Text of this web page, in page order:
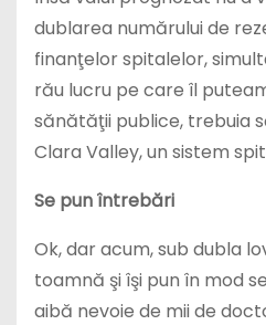
dublarea numărului de
finanţelor spitalelor,
rău lucru pe care îl
sănătăţii publice, trebuia
Clara Valley, un sistem
Se pun întrebări
Ok, dar acum, sub dubla
toamnă şi îşi pun în mod
aibă nevoie de mii de